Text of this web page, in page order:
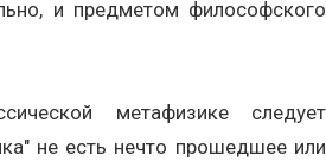
и предметом философского
метафизике следует
не есть нечто прошедшее или